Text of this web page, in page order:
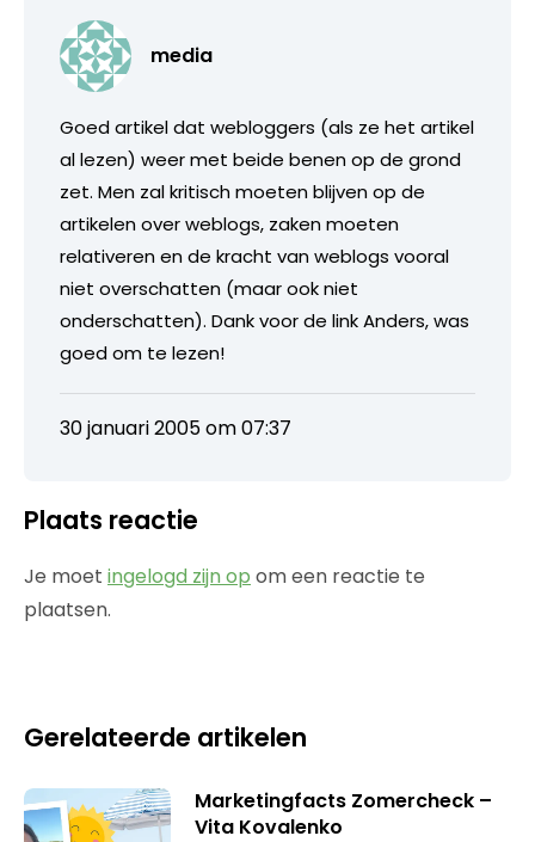
media
Goed artikel dat webloggers (als ze het artikel
al lezen) weer met beide benen op de grond
zet. Men zal kritisch moeten blijven op de
artikelen over weblogs, zaken moeten
relativeren en de kracht van weblogs vooral
niet overschatten (maar ook niet
onderschatten). Dank voor de link Anders, was
goed om te lezen!
30 januari 2005 om 07:37
Plaats reactie
Je moet ingelogd zijn op om een reactie te
plaatsen.
Gerelateerde artikelen
Marketingfacts Zomercheck –
Vita Kovalenko